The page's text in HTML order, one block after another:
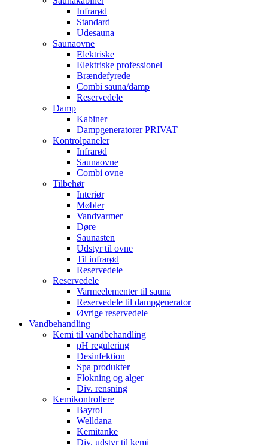
Infrarød
Standard
Udesauna
Saunaovne
Elektriske
Elektriske professionel
Brændefyrede
Combi sauna/damp
Reservedele
Damp
Kabiner
Dampgeneratorer PRIVAT
Kontrolpaneler
Infrarød
Saunaovne
Combi ovne
Tilbehør
Interiør
Møbler
Vandvarmer
Døre
Saunasten
Udstyr til ovne
Til infrarød
Reservedele
Reservedele
Varmeelementer til sauna
Reservedele til dampgenerator
Øvrige reservedele
Vandbehandling
Kemi til vandbehandling
pH regulering
Desinfektion
Spa produkter
Flokning og alger
Div. rensning
Kemikontrollere
Bayrol
Welldana
Kemitanke
Div. udstyr til kemi